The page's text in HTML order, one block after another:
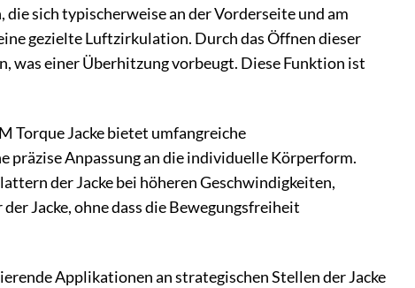
sich typischerweise an der Vorderseite und am
gezielte Luftzirkulation. Durch das Öffnen dieser
was einer Überhitzung vorbeugt. Diese Funktion ist
Torque Jacke bietet umfangreiche
präzise Anpassung an die individuelle Körperform.
der Jacke bei höheren Geschwindigkeiten,
Jacke, ohne dass die Bewegungsfreiheit
Applikationen an strategischen Stellen der Jacke